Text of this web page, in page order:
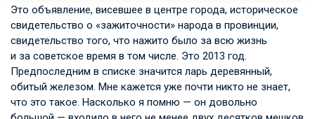
Это объявление, висевшее в центре города, историческое
свидетельство о «зажиточности» народа в провинции,
свидетельство того, что нажито было за всю жизнь
и за советское время в том числе. Это 2013 год.
Предпоследним в списке значится ларь деревянный,
обитый железом. Мне кажется уже почти никто не знает,
что это такое. Насколько я помню — он довольно